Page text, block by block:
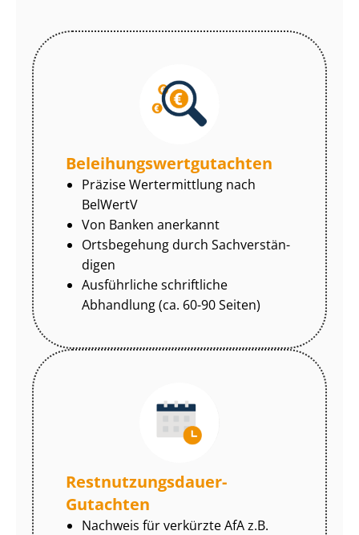
Be­lei­hungs­wert­gut­ach­ten
Präzise Wertermittlung nach
BelWertV
Von Banken anerkannt
Ortsbegehung durch Sach­ver­stän­
di­gen
Ausführliche schriftliche
Abhandlung (ca. 60-90 Seiten)
Rest­nut­zungs­dau­er-
Gutachten
Nachweis für verkürzte AfA z.B.